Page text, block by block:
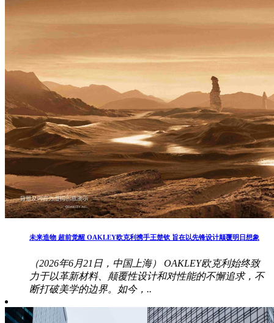
未来造物 超前觉醒 OAKLEY欧克利携手王楚钦 旨在以先锋设计颠覆明日想象
（2026年6月21日，中国上海） OAKLEY欧克利始终致
力于以革新材料、颠覆性设计和对性能的不懈追求，不
断打破美学的边界。如今，..